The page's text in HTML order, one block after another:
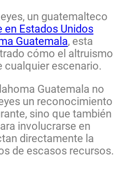
un guatemalteco
en Estados Unidos
Guatemala, esta
cómo el altruismo
cualquier escenario.
Guatemala no
un reconocimiento
sino que también
involucrarse en
directamente la
de escasos recursos.